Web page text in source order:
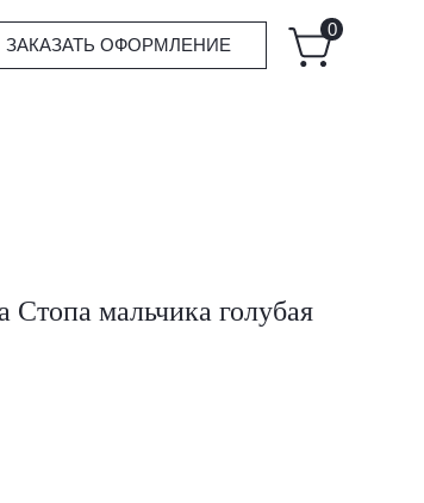
ЗАКАЗАТЬ ОФОРМЛЕНИЕ
0
мальчика голубая